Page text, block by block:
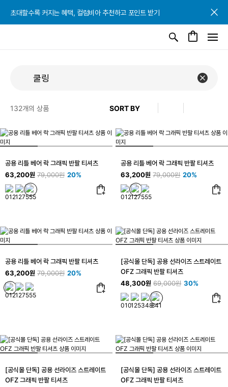
초대할수록 커지는 혜택, 컬럼비아 추천하고 포인트 받기
초대할수록 커지는 혜택, 컬럼비아 추천하고 포인트 받기
초대할수록 커지는 혜택, 컬럼비아 추천하고 포인트 받기
132개의 상품
공용 리틀 베어 락 그래픽 반팔 티셔츠
63,200원 79,000원 20%
공용 리틀 베어 락 그래픽 반팔 티셔츠
63,200원 79,000원 20%
공용 리틀 베어 락 그래픽 반팔 티셔츠
63,200원 79,000원 20%
[공식몰 단독] 공용 선라이즈 스트레이트
OFZ 그래픽 반팔 티셔츠
48,300원 69,000원 30%
[공식몰 단독] 공용 선라이즈 스트레이트
OFZ 그래픽 반팔 티셔츠
[공식몰 단독] 공용 선라이즈 스트레이트
OFZ 그래픽 반팔 티셔츠